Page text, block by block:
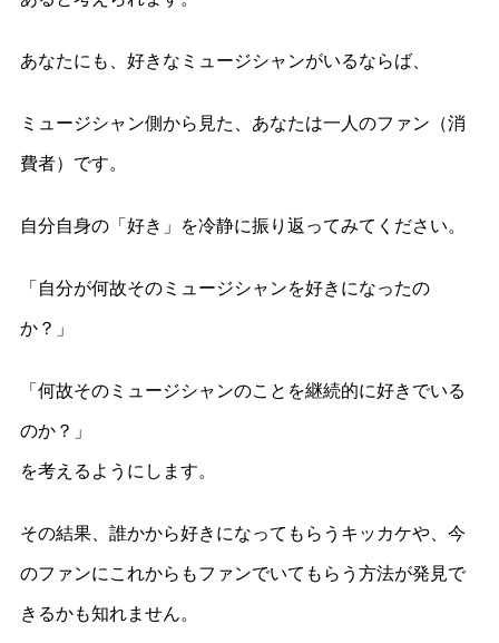
あなたにも、好きなミュージシャンがいるならば、
ミュージシャン側から見た、あなたは一人のファン（消
費者）です。
自分自身の「好き」を冷静に振り返ってみてください。
「自分が何故そのミュージシャンを好きになったの
か？」
「何故そのミュージシャンのことを継続的に好きでいる
のか？」
を考えるようにします。
その結果、誰かから好きになってもらうキッカケや、今
のファンにこれからもファンでいてもらう方法が発見で
きるかも知れません。